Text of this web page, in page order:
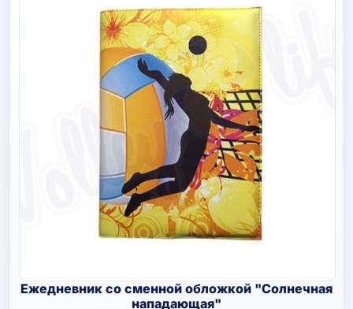
Ежедневник со сменной обложкой "Солнечная
нападающая"